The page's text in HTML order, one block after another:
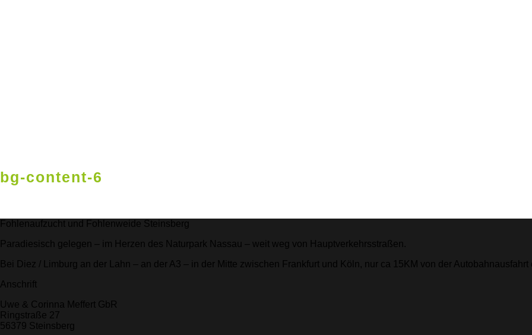
bg-content-6
Fohlenaufzucht und Fohlenweide Steinsberg
Paradiesisch gelegen – im Herzen des Naturpark Nassau – weit weg von Hauptverkehrsstraßen.
Bei Diez / Limburg an der Lahn – an der A3 – in der Mitte zwischen Frankfurt und Köln, nur ca 15KM von der Autobahnausfahrt
Anschrift
Uwe & Corinna Meffert GbR
Ringstraße 27
56379 Steinsberg